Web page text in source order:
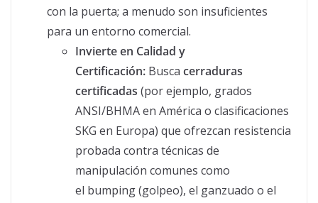
con la puerta; a menudo son insuficientes
para un entorno comercial.
Invierte en Calidad y
Certificación: Busca cerraduras
certificadas (por ejemplo, grados
ANSI/BHMA en América o clasificaciones
SKG en Europa) que ofrezcan resistencia
probada contra técnicas de
manipulación comunes como
el bumping (golpeo), el ganzuado o el